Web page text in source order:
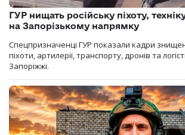
ГУР нищать російську піхоту,
на Запорізькому напрямку
Спецпризначенці ГУР показали кадри
піхоти, артилерії, транспорту, дронів та
Запоріжжі.